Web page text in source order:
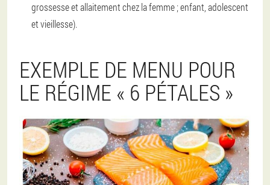
grossesse et allaitement chez la femme ; enfant, adolescent
et vieillesse).
EXEMPLE DE MENU POUR
LE RÉGIME « 6 PÉTALES »